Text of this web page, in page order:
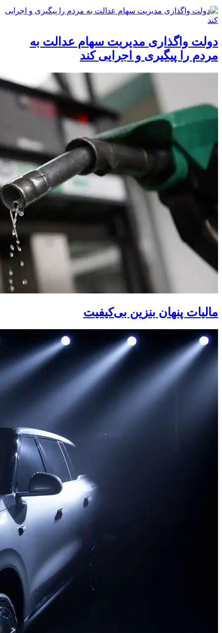
دولت واگذاری مدیریت سهام عدالت به
مردم را پیگیری و اجرایی کند
مالیات پنهان بنزین بی‌کیفیت